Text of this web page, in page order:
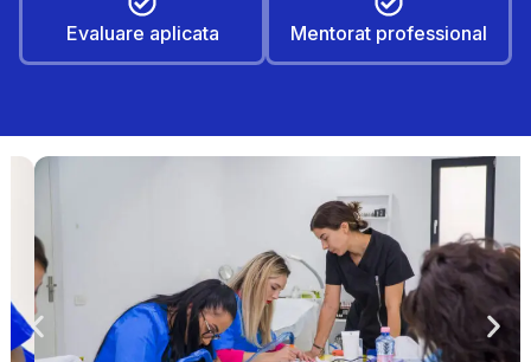
Evaluare aplicata Mentorat professional